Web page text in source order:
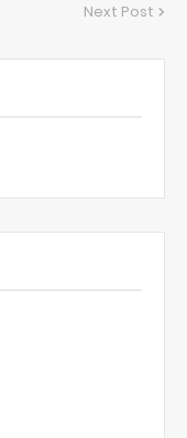
Next Post